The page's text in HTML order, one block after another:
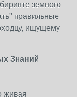
земного
правильные
ищущему
Знаний
живая